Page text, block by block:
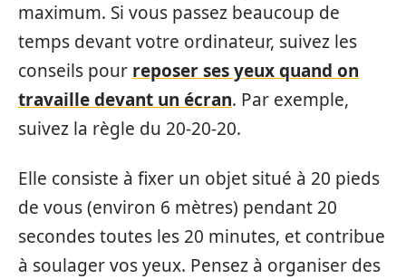
maximum. Si vous passez beaucoup de
temps devant votre ordinateur, suivez les
conseils pour reposer ses yeux quand on
travaille devant un écran. Par exemple,
suivez la règle du 20-20-20.
Elle consiste à fixer un objet situé à 20 pieds
de vous (environ 6 mètres) pendant 20
secondes toutes les 20 minutes, et contribue
à soulager vos yeux. Pensez à organiser des